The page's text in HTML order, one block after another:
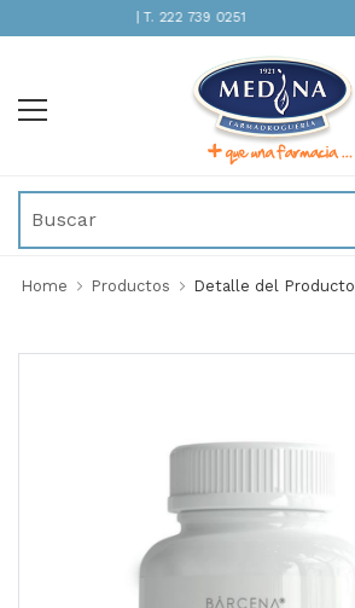
INMEDIATA | T. 222 739 0251
Home Productos Detalle del Producto